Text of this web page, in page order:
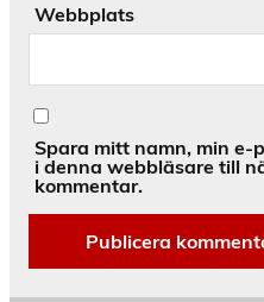
Webbplats
Spara mitt namn, min e-
i denna webbläsare till
kommentar.